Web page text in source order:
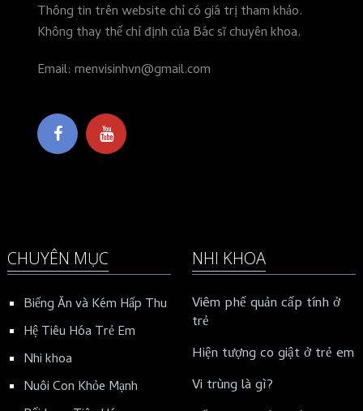
Thông tin trên website chỉ có giá trị tham khảo.
Không thay thế chỉ định của Bác sĩ chuyên khoa.
Email: menvisinhvn@gmail.com
CHUYÊN MỤC
Biếng Ăn và Kém Hấp Thu
Hệ Tiêu Hóa Trẻ Em
Nhi khoa
Nuôi Con Khỏe Mạnh
NHI KHOA
Viêm phế quản cấp tính ở
trẻ
Hiện tượng co giật ở trẻ em
Vi trùng là gì?